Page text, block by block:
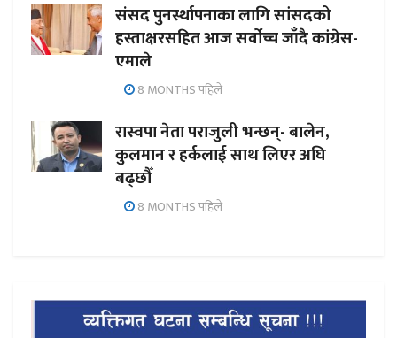
संसद पुनर्स्थापनाका लागि सांसदको
हस्ताक्षरसहित आज सर्वोच्च जाँदै कांग्रेस-
एमाले
8 MONTHS पहिले
रास्वपा नेता पराजुली भन्छन्- बालेन,
कुलमान र हर्कलाई साथ लिएर अघि
बढ्छौँ
8 MONTHS पहिले